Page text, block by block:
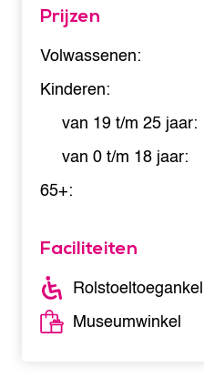
Prijzen
Volwassenen:
Kinderen:
van 19 t/m 25 jaar:
van 0 t/m 18 jaar:
65+:
Faciliteiten
Museumwinkel